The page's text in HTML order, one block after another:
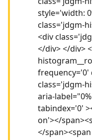
style='width:
class='jdgm-
<div
</div> </div>
frequency='0'
class='jdgm-
aria-
tabindex='0'
on'></
</